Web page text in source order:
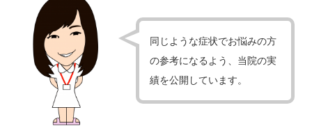
同じような症状でお悩みの方
の参考になるよう、当院の実
績を公開しています。